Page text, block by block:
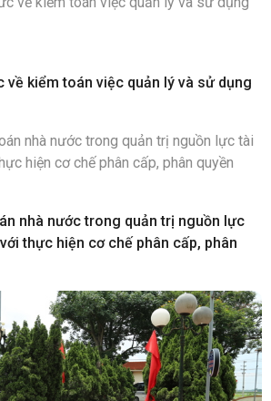
về kiểm toán việc quản lý và sử dụng
nhà nước trong quản trị nguồn lực
thực hiện cơ chế phân cấp, phân